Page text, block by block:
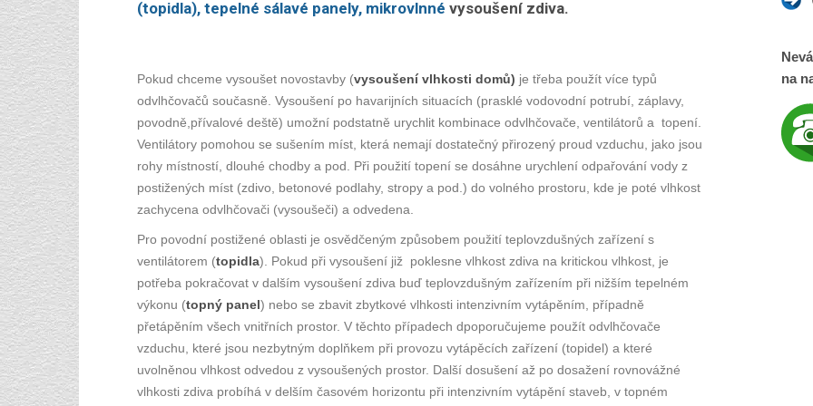
(topidla), tepelné sálavé panely, mikrovlnné vysoušení zdiva.
Pokud chceme vysoušet novostavby (vysoušení vlhkosti domů) je třeba použít více typů
odvlhčovačů současně. Vysoušení po havarijních situacích (prasklé vodovodní potrubí, záplavy,
povodně,přívalové deště) umožní podstatně urychlit kombinace odvlhčovače, ventilátorů a topení.
Ventilátory pomohou se sušením míst, která nemají dostatečný přirozený proud vzduchu, jako jsou
rohy místností, dlouhé chodby a pod. Při použití topení se dosáhne urychlení odpařování vody z
postižených míst (zdivo, betonové podlahy, stropy a pod.) do volného prostoru, kde je poté vlhkost
zachycena odvlhčovači (vysoušeči) a odvedena.
Pro povodní postižené oblasti je osvědčeným způsobem použití teplovzdušných zařízení s
ventilátorem (topidla). Pokud při vysoušení již poklesne vlhkost zdiva na kritickou vlhkost, je
potřeba pokračovat v dalším vysoušení zdiva buď teplovzdušným zařízením při nižším tepelném
výkonu (topný panel) nebo se zbavit zbytkové vlhkosti intenzivním vytápěním, případně
přetápěním všech vnitřních prostor. V těchto případech dpoporučujeme použít odvlhčovače
vzduchu, které jsou nezbytným doplňkem při provozu vytápěcích zařízení (topidel) a které
uvolněnou vlhkost odvedou z vysoušených prostor. Další dosušení až po dosažení rovnovážné
vlhkosti zdiva probíhá v delším časovém horizontu při intenzivním vytápění staveb, v topném
na